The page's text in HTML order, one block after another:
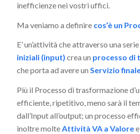
inefficienze nei vostri uffici.
Ma veniamo a definire cos’è un
E’ un’attività che attraverso una
iniziali (input) crea un processo di
che porta ad avere un Servizio
Più il Processo di trasformazione
efficiente, ripetitivo, meno sarà il
dall’Input all’output; un processo
inoltre molteAttività VA a Valoree